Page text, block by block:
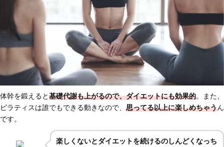
体幹を鍛えると基礎代謝も上がるので、ダイエットにも効果的。また、
ピラティスは誰でもできる動きなので、 思ってる以上に楽しめちゃうん
です。
楽しくないとダイエットを続けるのしんどくなっち